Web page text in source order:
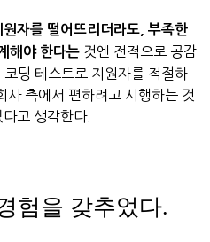
원자를 떨어뜨리더라도, 부족한
해야 한다는 것엔 전적으로 공감
딩 테스트로 지원자를 적절하
사 측에서 편하려고 시행하는 것
고 생각한다.
험을 갖추었다.